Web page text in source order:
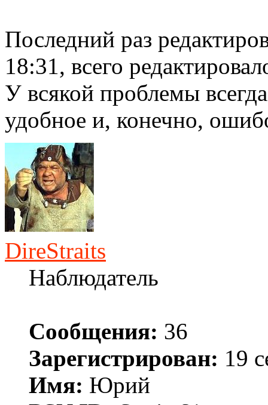
Последний раз
18:31, всего
У всякой проблемы
удобное и, конечно,
DireStraits
Наблюдатель
Сообщения: 36
Зарегистрирован: 19
Имя: Юрий